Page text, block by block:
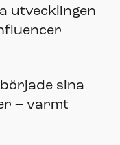
utvecklingen
sina
– varmt